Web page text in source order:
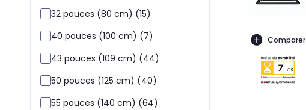
32 pouces (80 cm) (15)
40 pouces (100 cm) (7)
43 pouces (109 cm) (44)
50 pouces (125 cm) (40)
55 pouces (140 cm) (64)
Comparer